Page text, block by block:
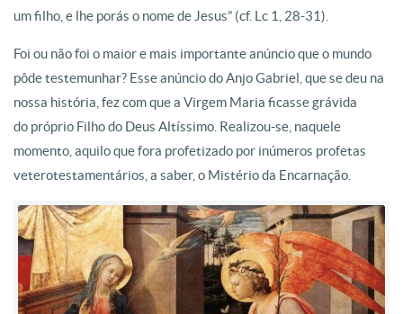
um filho, e lhe porás o nome de Jesus” (cf. Lc 1, 28-31).
Foi ou não foi o maior e mais importante anúncio que o mundo
pôde testemunhar? Esse anúncio do Anjo Gabriel, que se deu na
nossa história, fez com que a Virgem Maria ficasse grávida
do próprio Filho do Deus Altíssimo. Realizou-se, naquele
momento, aquilo que fora profetizado por inúmeros profetas
veterotestamentários, a saber, o Mistério da Encarnação.